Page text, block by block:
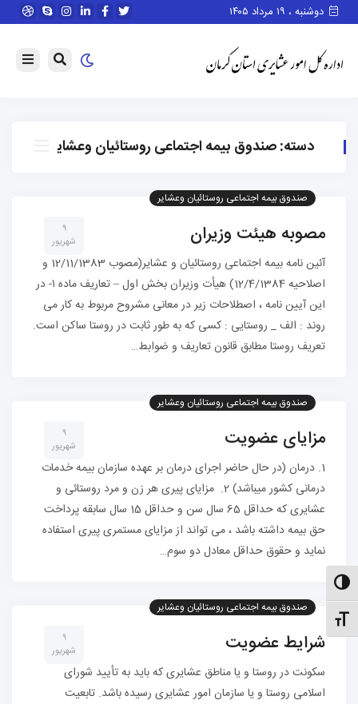
حالت کنتراست بالا
تنظیم اندازهٔ فونت
دوشنبه ، ۱۹ مرداد ۱۴۰۵
دسته:صندوق بیمه اجتماعی روستائیان وعشایر
۹
شهریور
صندوق بیمه اجتماعی روستائیان وعشایر
مصوبه هیئت وزیران
آئین نامه بیمه اجتماعی روستائیان و عشایر(مصوب 12/11/1383 و
اصلاحیه 12/4/1384) هیأت وزیران بخش اول – تعاریف ماده ١- در
این آیین نامه ، اصطلاحات زیر در معانی مشروح مربوط به كار می
روند : الف _ روستایی : كسی كه به طور ثابت در روستا ساكن است.
تعریف روستا مطابق قانون تعاریف و ضوابط…
۹
شهریور
صندوق بیمه اجتماعی روستائیان وعشایر
مزایای عضویت
1. درمان (در حال حاضر اجرای درمان بر عهده سازمان بیمه خدمات
درمانی کشور میباشد) 2. مزایای پیری هر زن و مرد روستائی و
عشایری که حداقل 65 سال سن و حداقل 15 سال سابقه پرداخت
حق بیمه داشته باشد ، می تواند از مزایای مستمری پیری استفاده
نماید و حقوق حداقل معادل دو سوم…
۹
شهریور
صندوق بیمه اجتماعی روستائیان وعشایر
شرایط عضویت
سکونت در روستا و یا مناطق عشایری که باید به تأیید شورای
اسلامی روستا و یا سازمان امور عشایری رسیده باشد. تابعیت